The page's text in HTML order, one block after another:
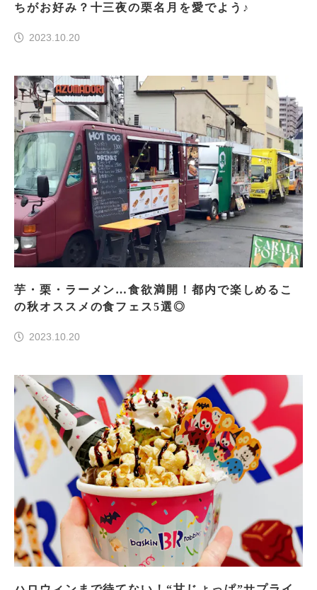
ちがお好み？十三夜の栗名月を愛でよう♪
2023.10.20
芋・栗・ラーメン…食欲満開！都内で楽しめるこ
の秋オススメの食フェス5選◎
2023.10.20